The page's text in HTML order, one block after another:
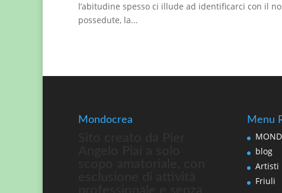
l’abitudine spesso ci illude ad identificarci con il
possedute, la...
Mondocrea Menu
blog
Artisti
Friuli